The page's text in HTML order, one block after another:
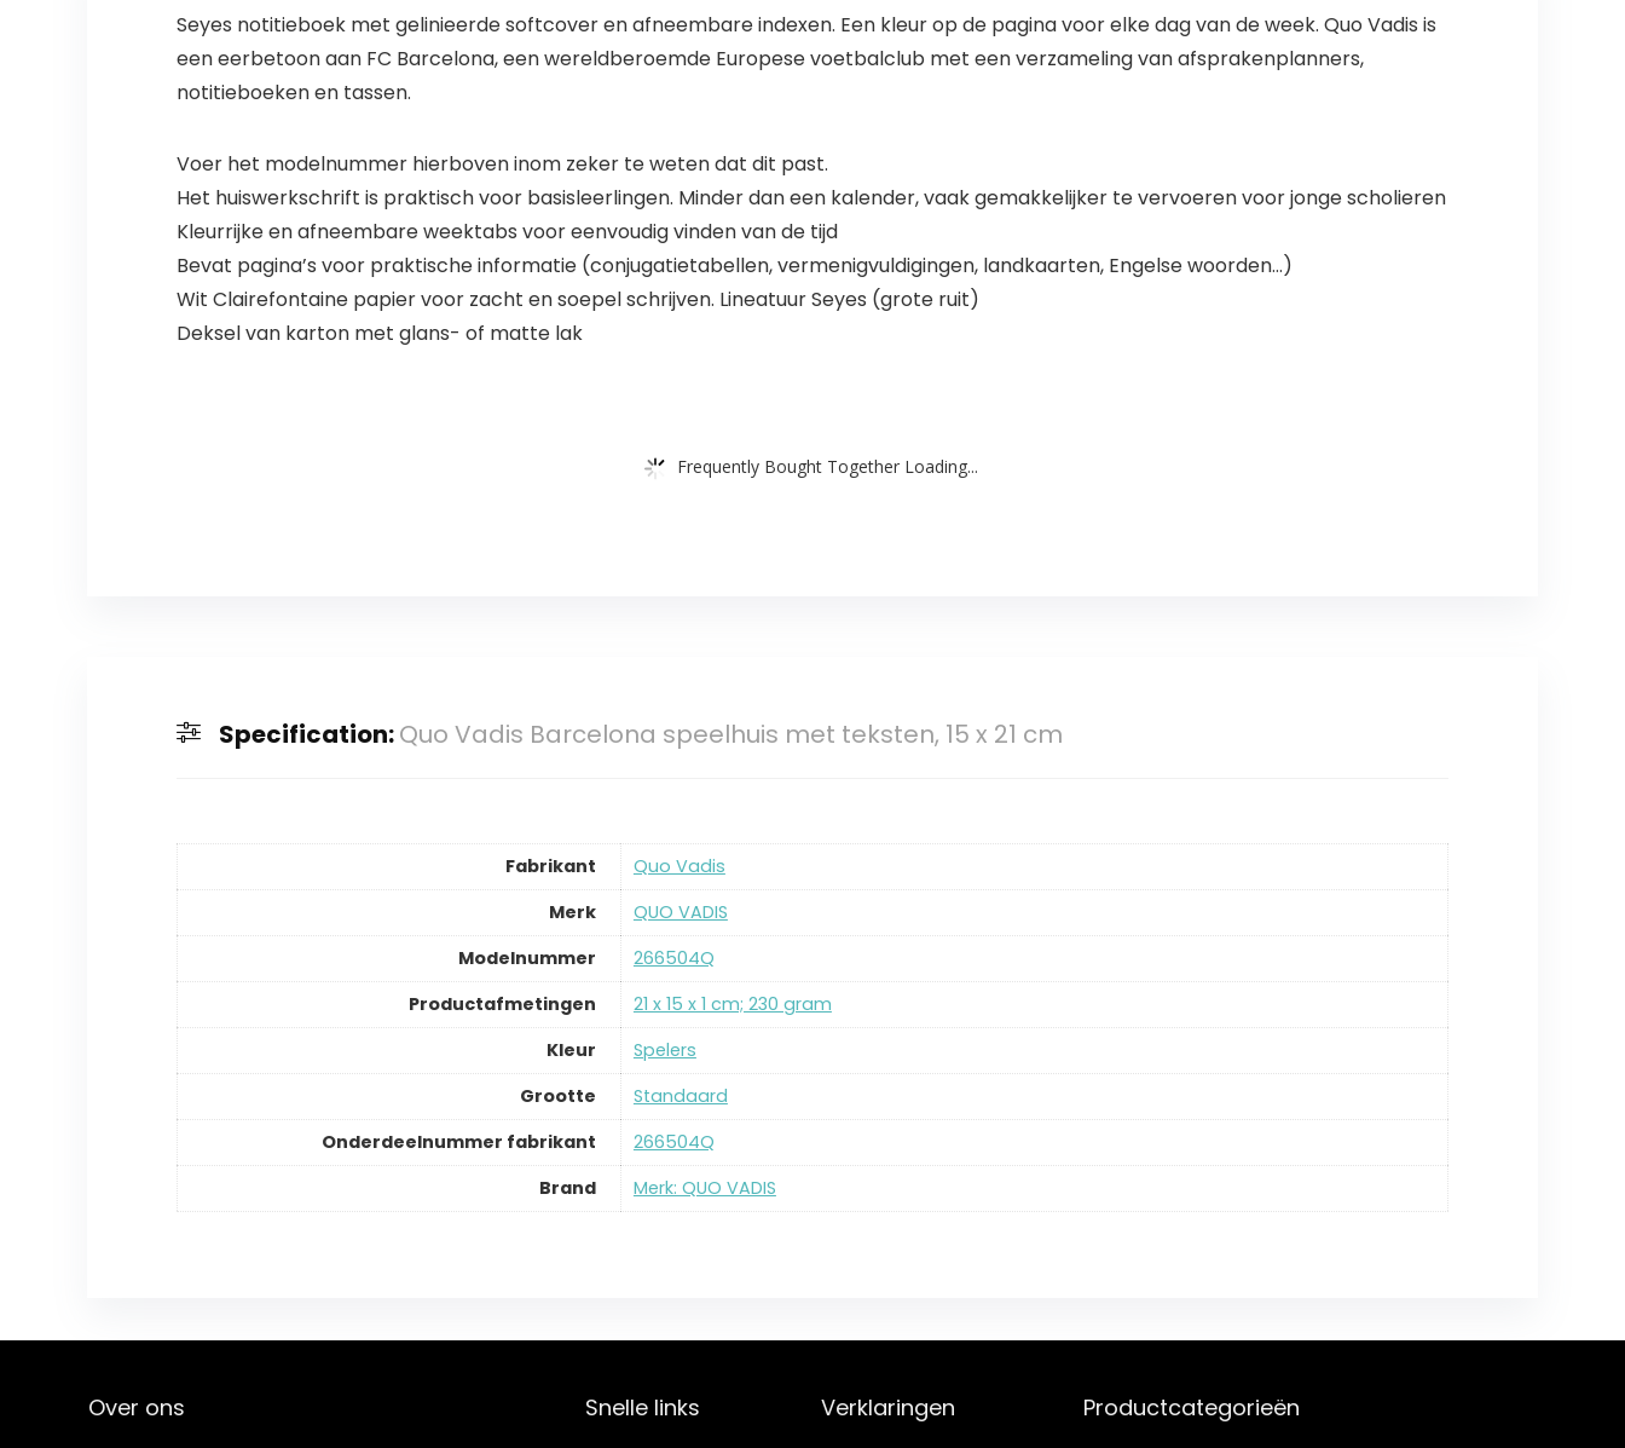
Seyes notitieboek met gelinieerde softcover en afneembare indexen. Een kleur op de pagina voor elke dag van de week. Quo Vadis is
een eerbetoon aan FC Barcelona, een wereldberoemde Europese voetbalclub met een verzameling van afsprakenplanners,
notitieboeken en tassen.
Voer het modelnummer hierboven inom zeker te weten dat dit past.
Het huiswerkschrift is praktisch voor basisleerlingen. Minder dan een kalender, vaak gemakkelijker te vervoeren voor jonge scholieren
Kleurrijke en afneembare weektabs voor eenvoudig vinden van de tijd
Bevat pagina’s voor praktische informatie (conjugatietabellen, vermenigvuldigingen, landkaarten, Engelse woorden…)
Wit Clairefontaine papier voor zacht en soepel schrijven. Lineatuur Seyes (grote ruit)
Deksel van karton met glans- of matte lak
Frequently Bought Together Loading...
Specification:Quo Vadis Barcelona speelhuis met teksten, 15 x 21 cm
Fabrikant
‎Quo Vadis
Merk
‎QUO VADIS
Modelnummer
‎266504Q
Productafmetingen
‎21 x 15 x 1 cm; 230 gram
Kleur
‎Spelers
Grootte
‎Standaard
Onderdeelnummer fabrikant
‎266504Q
Brand
Merk: QUO VADIS
Over ons Snelle links Verklaringen Productcategorieën